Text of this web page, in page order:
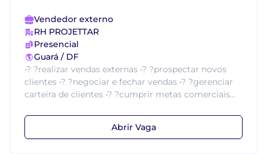
Vendedor externo
RH PROJETTAR
Presencial
Guará / DF
•? ?realizar vendas externas •? ?prospectar novos
clientes •? ?negociar e fechar vendas •? ?gerenciar
carteira de clientes •? ?cumprir metas comerciais...
Abrir Vaga